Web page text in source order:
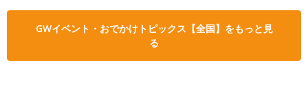
GWイベント・おでかけトピックス【全国】をもっと見
る